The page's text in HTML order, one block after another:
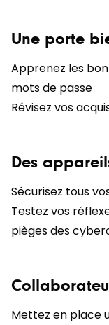
Une porte
Apprenez les
mots de passe
Révisez vos
Des
Sécurisez tous
Testez vos
pièges des
Mettez en place